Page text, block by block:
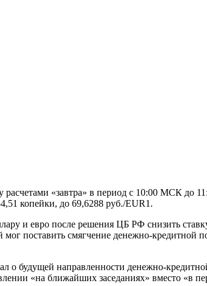
расчетами «завтра» в период с 10:00 МСК
копейки, до 69,6288 руб./EUR1.
и евро после решения ЦБ РФ снизить
поставить смягчение денежно-кредитной
о будущей направленности денежно-
«на ближайших заседаниях» вместо «в